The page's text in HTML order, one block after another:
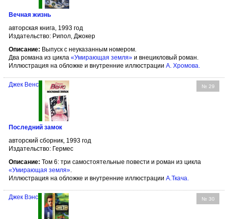
Вечная жизнь
авторская книга, 1993 год
Издательство: Рипол, Джокер
Описание: Выпуск с неуказанным номером.
Два романа из цикла «Умирающая земля» и внецикловый роман.
Иллюстрация на обложке и внутренние иллюстрации А. Хромова
№ 29
Джек Венс
Последний замок
авторский сборник, 1993 год
Издательство: Гермес
Описание: Том 6: три самостоятельные повести и роман из цикла
«Умирающая земля»
Иллюстрация на обложке и внутренние иллюстрации А.Ткача
№ 30
Джек Вэнс